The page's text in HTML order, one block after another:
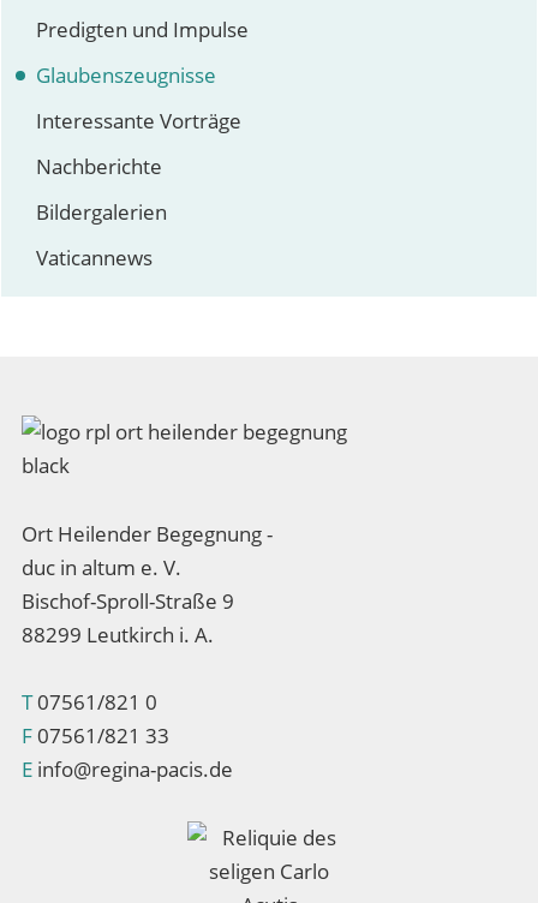
Predigten und Impulse
Glaubenszeugnisse
Interessante Vorträge
Nachberichte
Bildergalerien
Vaticannews
Ort Heilender Begegnung -
duc in altum e. V.
Bischof-Sproll-Straße 9
88299 Leutkirch i. A.
T07561/821 0
F07561/821 33
E info@regina-pacis.de